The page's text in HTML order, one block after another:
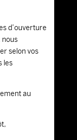
d’ouverture
nous
selon vos
les
au